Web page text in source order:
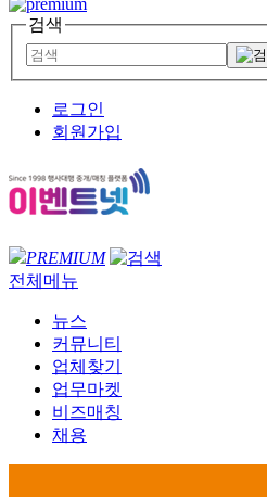
검색
로그인
회원가입
PREMIUM
전체메뉴
뉴스
커뮤니티
업체찾기
업무마켓
비즈매칭
채용